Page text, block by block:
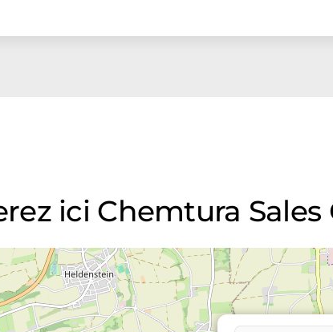
ici Chemtura